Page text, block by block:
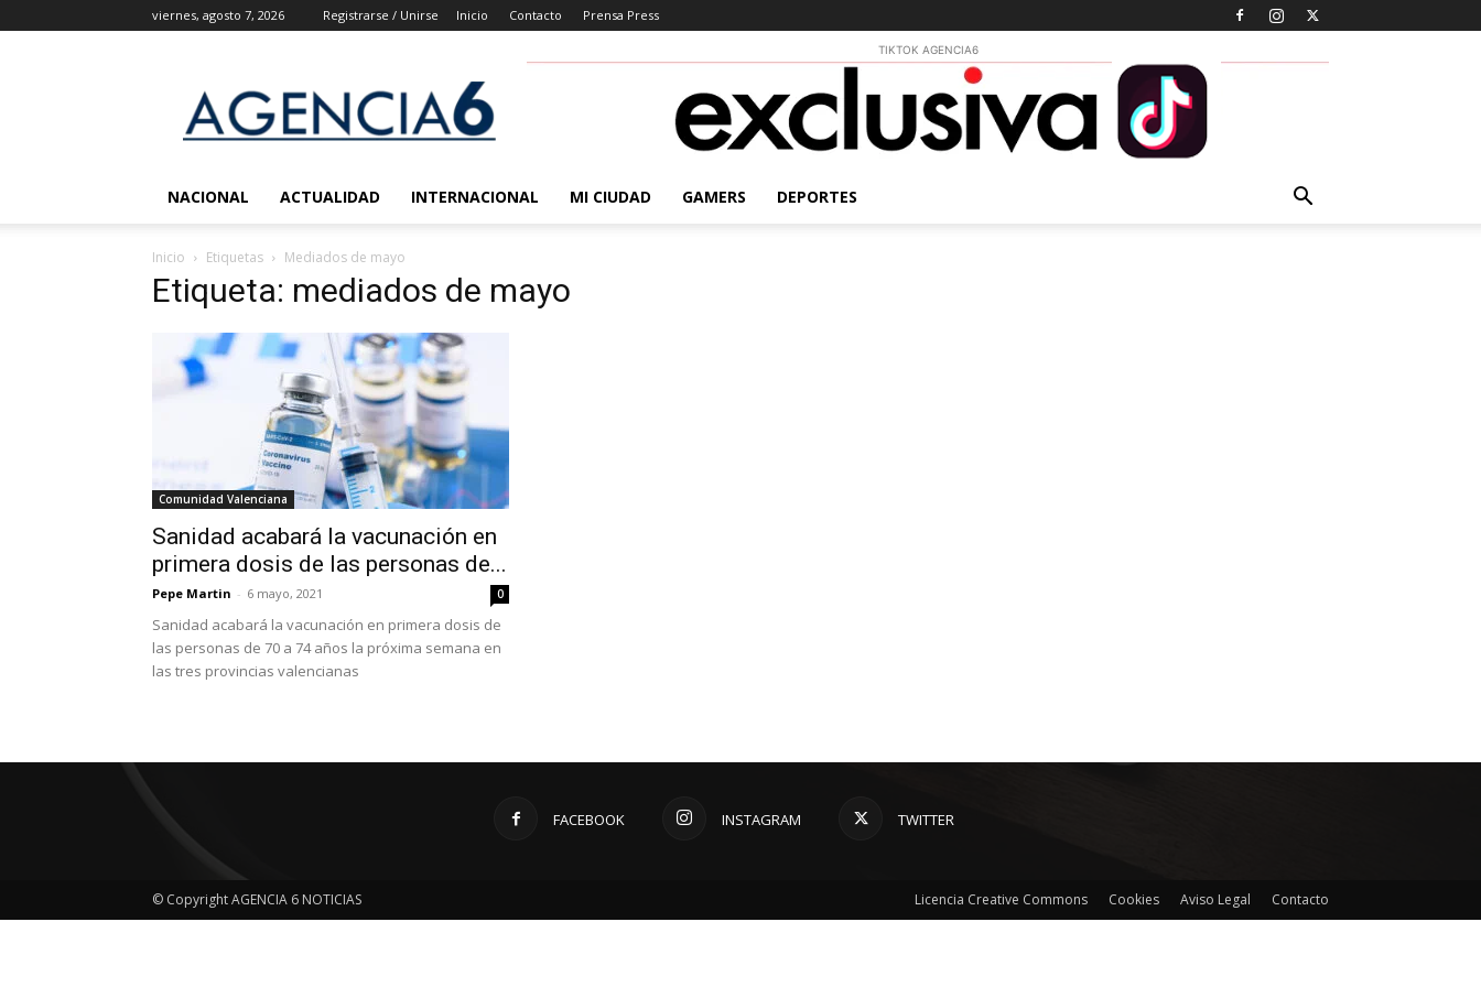
viernes, agosto 7, 2026 Registrarse / Unirse Inicio Contacto Prensa Press
6
Noticias
TIKTOK AGENCIA6
NACIONAL ACTUALIDAD INTERNACIONAL MI CIUDAD GAMERS DEPORTES
Inicio Etiquetas Mediados de mayo
Etiqueta: mediados de mayo
Comunidad Valenciana
Sanidad acabará la vacunación en
primera dosis de las personas de...
Pepe Martin - 6 mayo, 2021 0
Sanidad acabará la vacunación en primera dosis de
las personas de 70 a 74 años la próxima semana en
las tres provincias valencianas
FACEBOOK INSTAGRAM TWITTER
Licencia Creative Commons Cookies Aviso Legal Contacto
© Copyright AGENCIA 6 NOTICIAS